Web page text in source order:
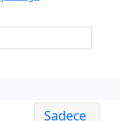
Sadece